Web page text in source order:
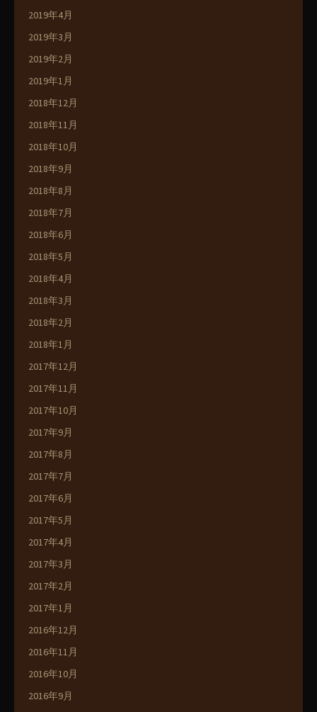
2019年4月
2019年3月
2019年2月
2019年1月
2018年12月
2018年11月
2018年10月
2018年9月
2018年8月
2018年7月
2018年6月
2018年5月
2018年4月
2018年3月
2018年2月
2018年1月
2017年12月
2017年11月
2017年10月
2017年9月
2017年8月
2017年7月
2017年6月
2017年5月
2017年4月
2017年3月
2017年2月
2017年1月
2016年12月
2016年11月
2016年10月
2016年9月